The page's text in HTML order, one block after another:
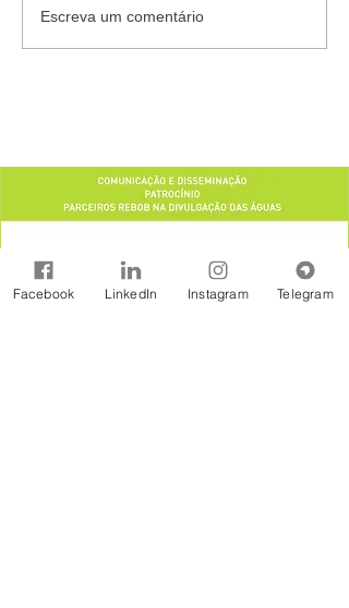
Escreva um comentário
Facebook LinkedIn Instagram Telegram